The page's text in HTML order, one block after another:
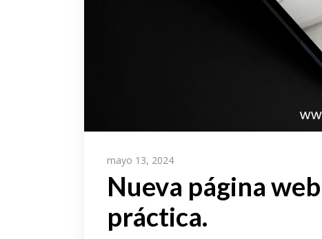
mayo 13, 2024
Nueva página
práctica.